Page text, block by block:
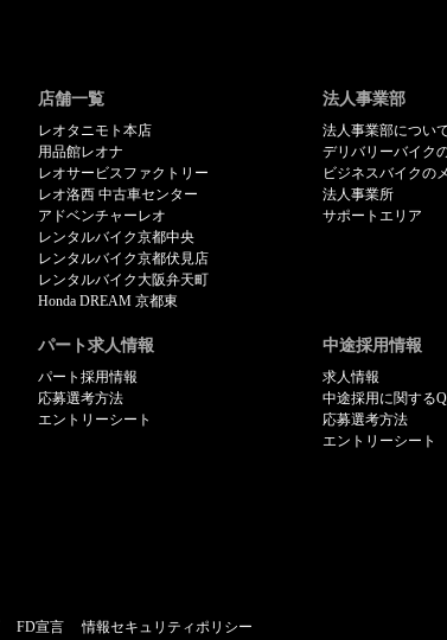
店舗一覧
レオタニモト本店
用品館レオナ
レオサービスファクトリー
レオ洛西 中古車センター
アドベンチャーレオ
レンタルバイク京都中央
レンタルバイク京都伏見店
レンタルバイク大阪弁天町
Honda DREAM 京都東
法人事業部
法人事業部につい
デリバリーバイク
ビジネスバイクの
法人事業所
サポートエリア
パート求人情報
パート採用情報
応募選考方法
エントリーシート
中途採用情報
求人情報
中途採用に関する
応募選考方法
エントリーシート
FD宣言 情報セキュリティポリシー